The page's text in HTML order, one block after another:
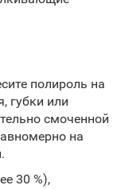
полироль на
губки или
смоченной
на
30 %),